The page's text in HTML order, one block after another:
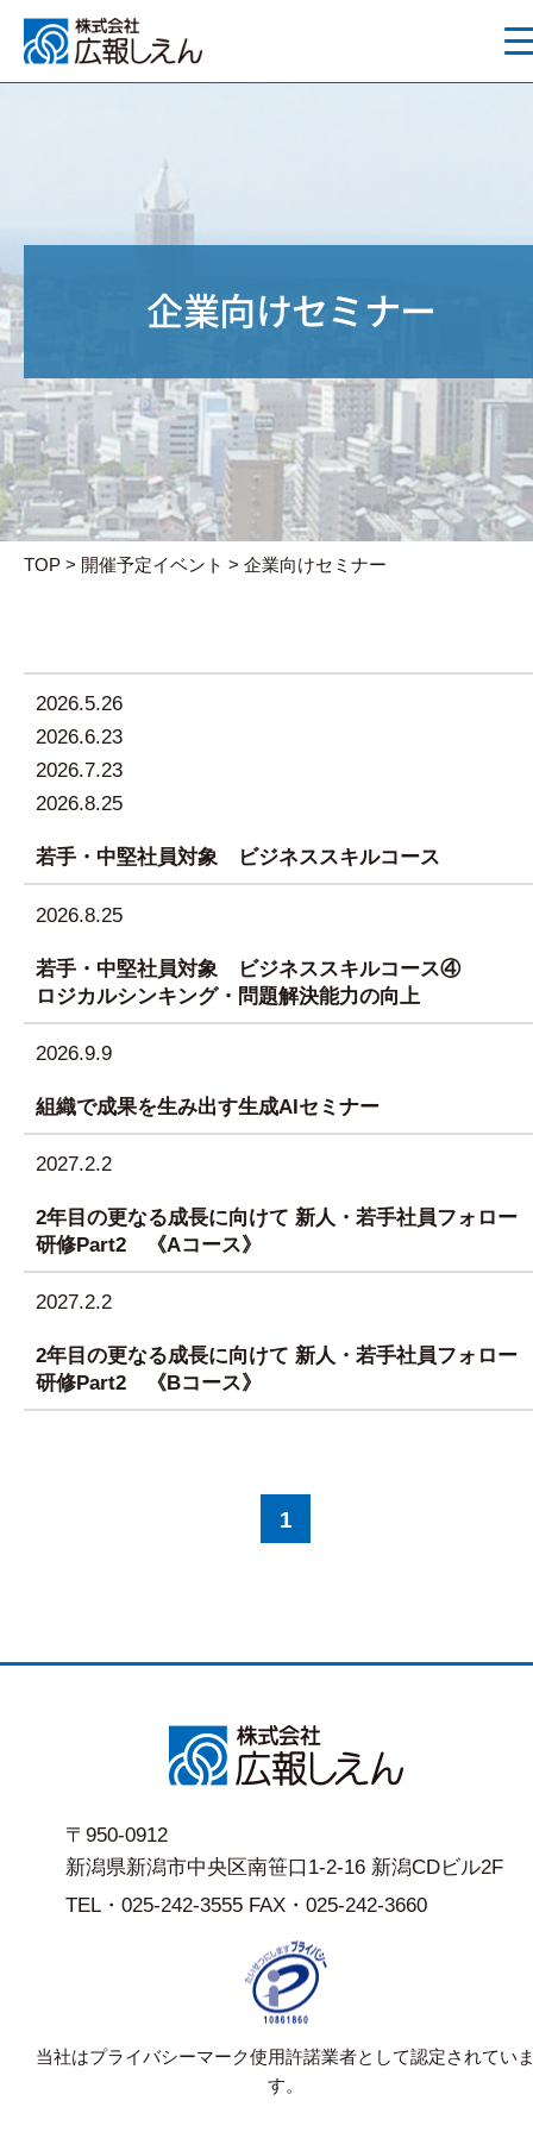
企業向けセミナー
TOP > 開催予定イベント > 企業向けセミナー
2026.5.26
2026.6.23
2026.7.23
2026.8.25
若手・中堅社員対象 ビジネススキルコース
2026.8.25
若手・中堅社員対象 ビジネススキルコース④
ロジカルシンキング・問題解決能力の向上
2026.9.9
組織で成果を生み出す生成AIセミナー
2027.2.2
2年目の更なる成長に向けて 新人・若手社員フォロー
研修Part2 《Aコース》
2027.2.2
2年目の更なる成長に向けて 新人・若手社員フォロー
研修Part2 《Bコース》
1
〒950-0912
新潟県新潟市中央区南笹口1-2-16 新潟CDビル2F
TEL・025-242-3555 FAX・025-242-3660
当社はプライバシーマーク使用許諾業者として認定されてい
す。